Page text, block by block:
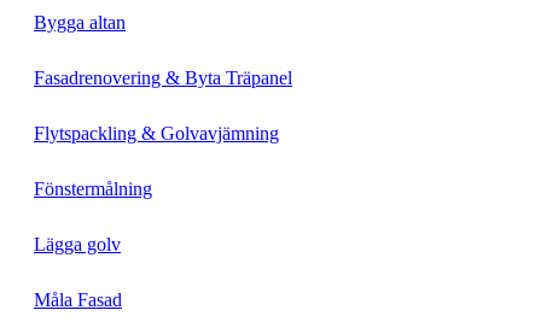
Bygga altan
Fasadrenovering & Byta Träpanel
Flytspackling & Golvavjämning
Fönstermålning
Lägga golv
Måla Fasad